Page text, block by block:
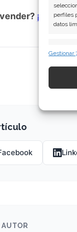
perfiles
datos
fallos,
Gestionar
¡Lee